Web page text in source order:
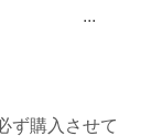
...
ず購入させて